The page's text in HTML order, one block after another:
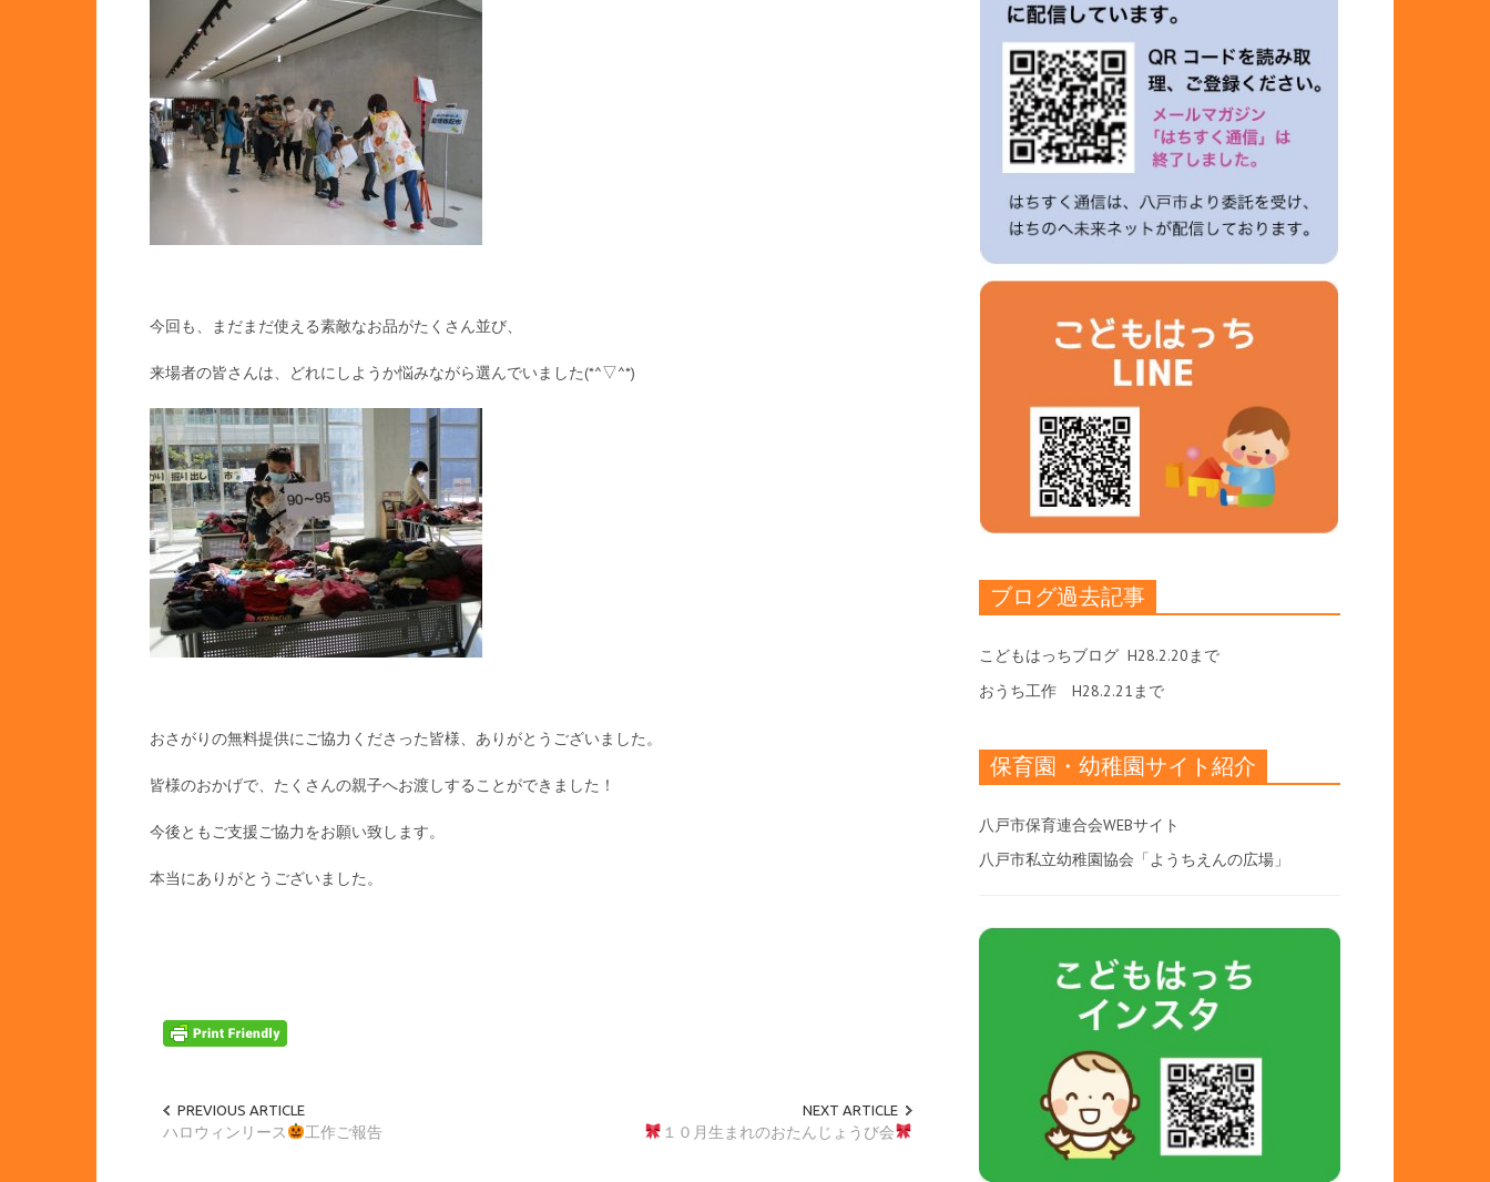
今回も、まだまだ使える素敵なお品がたくさん並び、
来場者の皆さんは、どれにしようか悩みながら選んでいました(*^▽^*)
おさがりの無料提供にご協力くださった皆様、ありがとうございました。
皆様のおかげで、たくさんの親子へお渡しすることができました！
今後ともご支援ご協力をお願い致します。
本当にありがとうございました。
PREVIOUS ARTICLE
ハロウィンリース 工作ご報告
NEXT ARTICLE
１０月生まれのおたんじょうび会
ブログ過去記事
こどもはっちブログ H28.2.20まで
おうち工作 H28.2.21まで
保育園・幼稚園サイト紹介
八戸市保育連合会WEBサイト
八戸市私立幼稚園協会「ようちえんの広場」